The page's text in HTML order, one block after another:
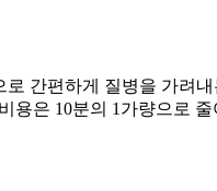
간편하게 질병을 가려
용은 10분의 1가량으로